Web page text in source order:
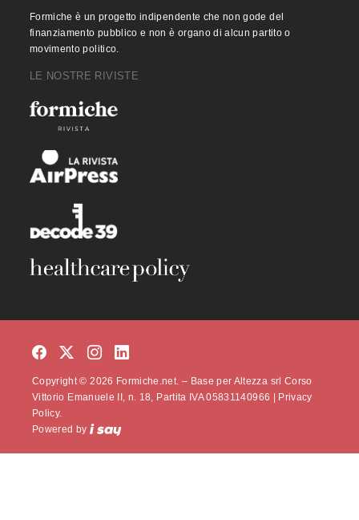
Formiche è un progetto indipendente che non gode del
finanziamento pubblico e non è organo di alcun partito o
movimento politico.
LE NOSTRE RIVISTE
Copyright © 2026 Formiche.net. – Base per Altezza srl Corso
Vittorio Emanuele II, n. 18, Partita IVA 05831140966 | Privacy
Policy.
Powered by